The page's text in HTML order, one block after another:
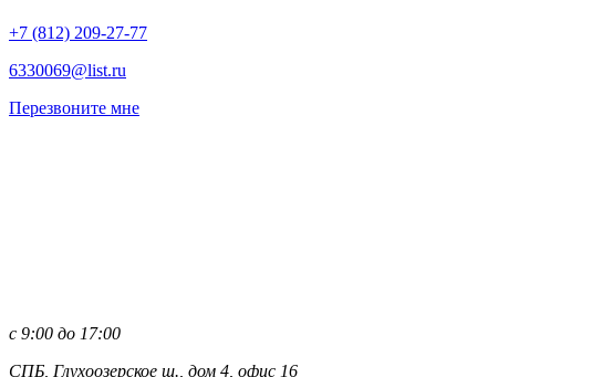
+7 (812) 209-27-77
6330069@list.ru
Перезвоните мне
с 9:00 до 17:00
СПБ, Глухоозерское ш., дом 4, офис 16